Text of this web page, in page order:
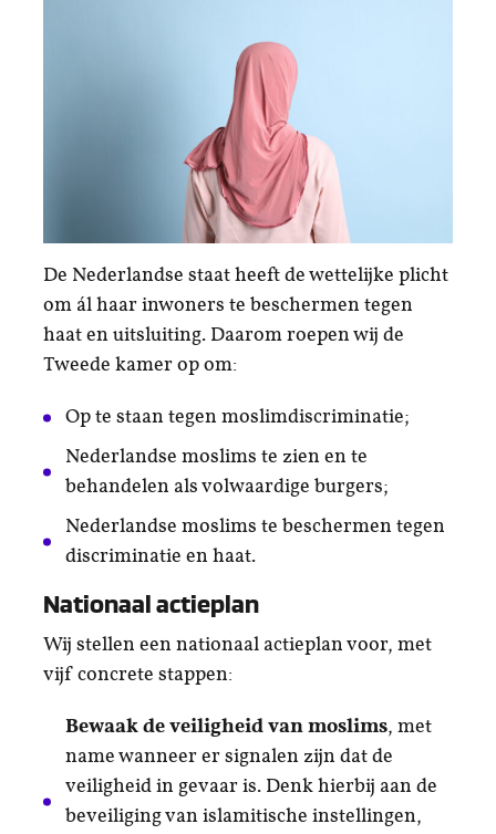
De Nederlandse staat heeft de wettelijke plicht
om ál haar inwoners te beschermen tegen
haat en uitsluiting. Daarom roepen wij de
Tweede kamer op om:
Op te staan tegen moslimdiscriminatie;
Nederlandse moslims te zien en te
behandelen als volwaardige burgers;
Nederlandse moslims te beschermen tegen
discriminatie en haat.
Nationaal actieplan
Wij stellen een nationaal actieplan voor, met
vijf concrete stappen:
Bewaak de veiligheid van moslims, met
name wanneer er signalen zijn dat de
veiligheid in gevaar is. Denk hierbij aan de
beveiliging van islamitische instellingen,